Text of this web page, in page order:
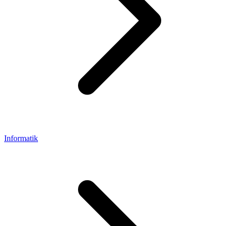
Informatik